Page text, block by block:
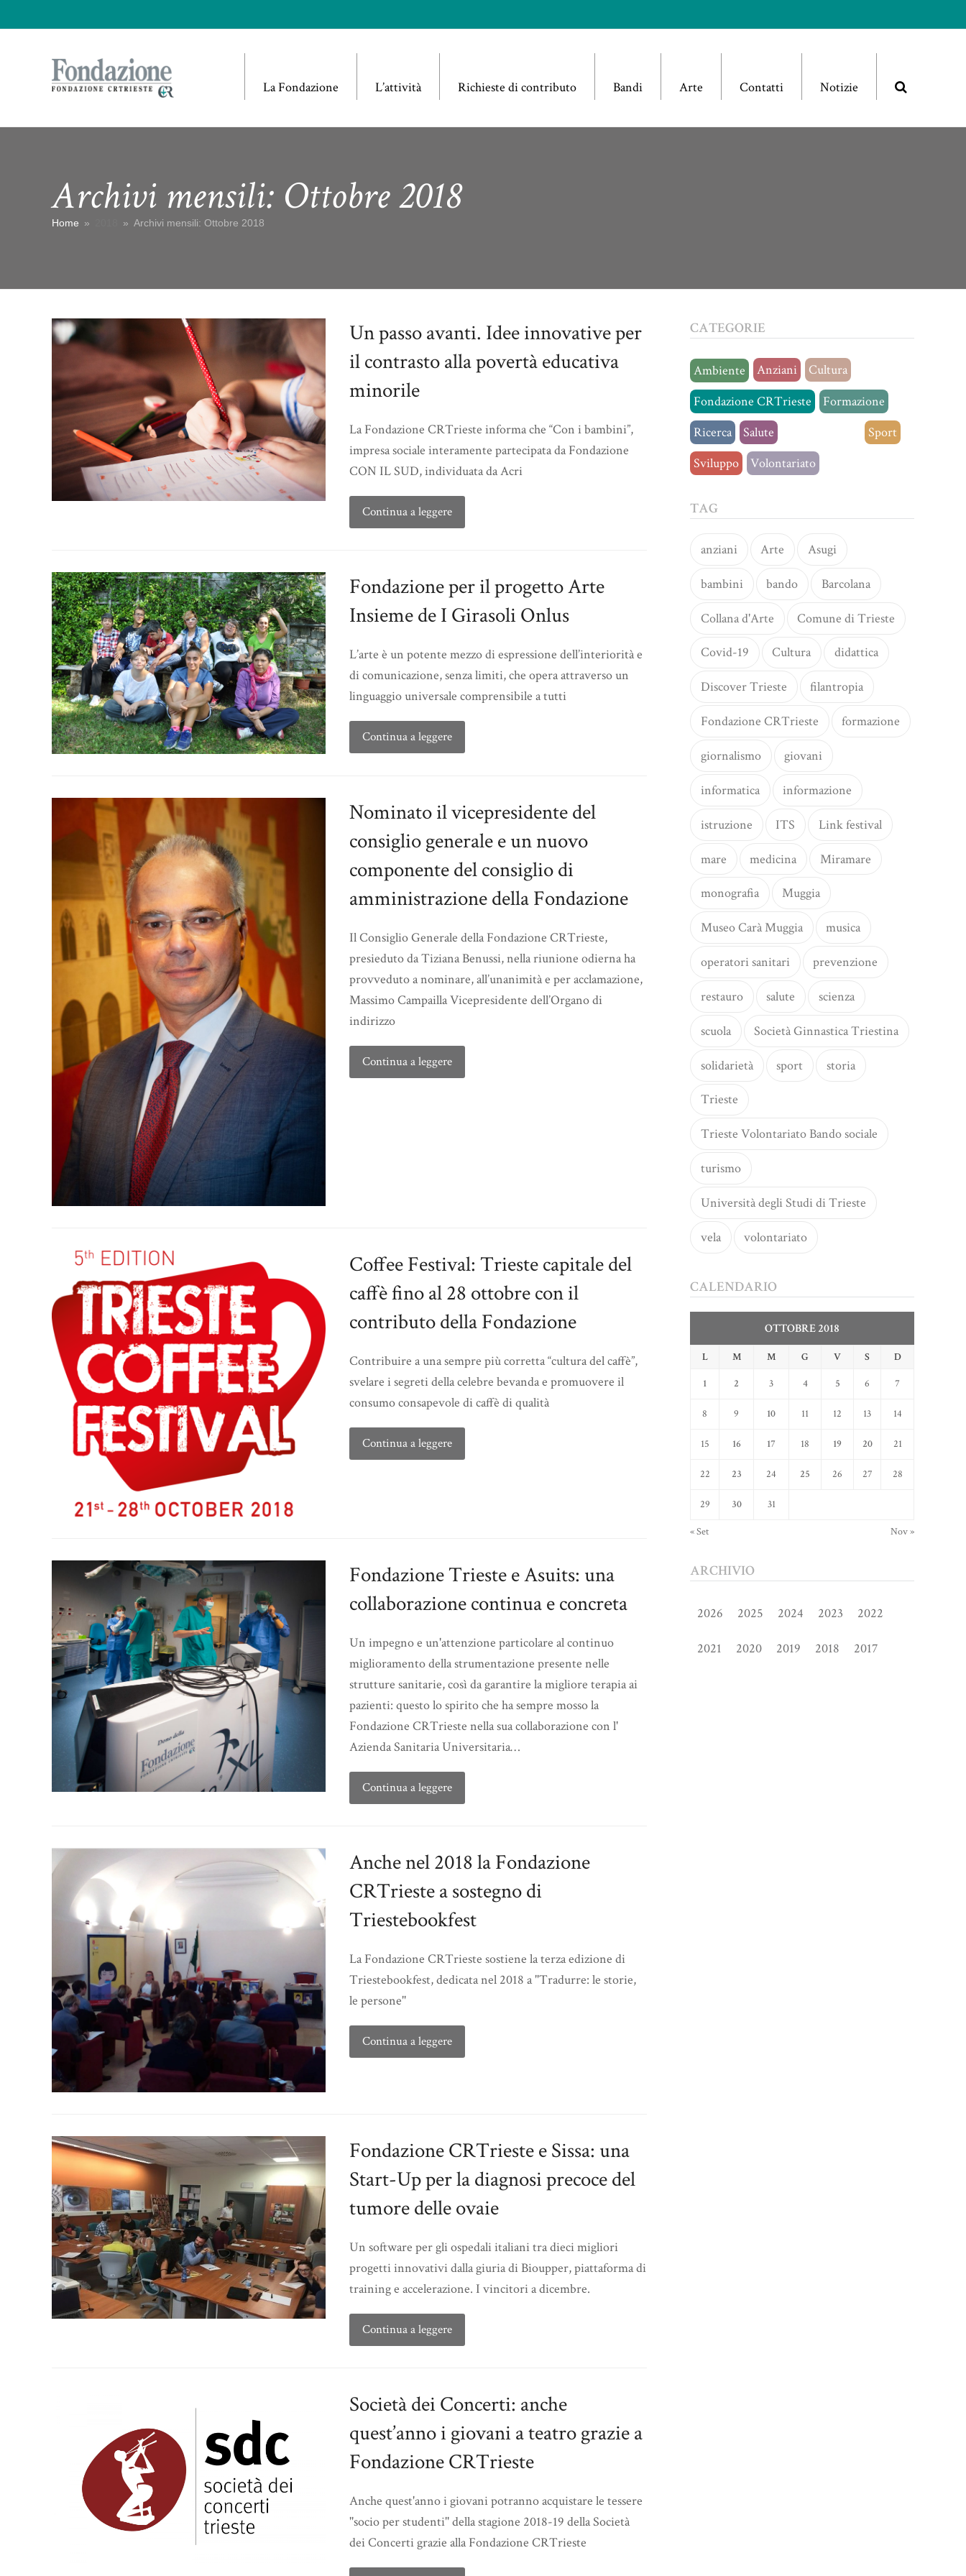
La Fondazione L’attività Richieste di contributo Bandi Arte Contatti Notizie
Archivi mensili: Ottobre 2018
Home » » Archivi mensili: Ottobre 2018
Un passo avanti. Idee innovative per
il contrasto alla povertà educativa
minorile
La Fondazione CRTrieste informa che “Con i bambini”,
impresa sociale interamente partecipata da Fondazione
CON IL SUD, individuata da Acri
Continua a leggere
Fondazione per il progetto Arte
Insieme de I Girasoli Onlus
L’arte è un potente mezzo di espressione dell’interiorità e
di comunicazione, senza limiti, che opera attraverso un
linguaggio universale comprensibile a tutti
Continua a leggere
Nominato il vicepresidente del
consiglio generale e un nuovo
componente del consiglio di
amministrazione della Fondazione
Il Consiglio Generale della Fondazione CRTrieste,
presieduto da Tiziana Benussi, nella riunione odierna ha
provveduto a nominare, all’unanimità e per acclamazione,
Massimo Campailla Vicepresidente dell’Organo di
indirizzo
Continua a leggere
Coffee Festival: Trieste capitale del
caffè fino al 28 ottobre con il
contributo della Fondazione
Contribuire a una sempre più corretta “cultura del caffè”,
svelare i segreti della celebre bevanda e promuovere il
consumo consapevole di caffè di qualità
Continua a leggere
Fondazione Trieste e Asuits: una
collaborazione continua e concreta
Un impegno e un'attenzione particolare al continuo
miglioramento della strumentazione presente nelle
strutture sanitarie, così da garantire la migliore terapia ai
pazienti: questo lo spirito che ha sempre mosso la
Fondazione CRTrieste nella sua collaborazione con l'
Azienda Sanitaria Universitaria…
Continua a leggere
Anche nel 2018 la Fondazione
CRTrieste a sostegno di
Triestebookfest
La Fondazione CRTrieste sostiene la terza edizione di
Triestebookfest, dedicata nel 2018 a ''Tradurre: le storie,
le persone''
Continua a leggere
Fondazione CRTrieste e Sissa: una
Start-Up per la diagnosi precoce del
tumore delle ovaie
Un software per gli ospedali italiani tra dieci migliori
progetti innovativi dalla giuria di Bioupper, piattaforma di
training e accelerazione. I vincitori a dicembre.
Continua a leggere
Società dei Concerti: anche
quest’anno i giovani a teatro grazie a
Fondazione CRTrieste
Anche quest'anno i giovani potranno acquistare le tessere
''socio per studenti'' della stagione 2018-19 della Società
dei Concerti grazie alla Fondazione CRTrieste
CATEGORIE
Ambiente Anziani
Cultura
Fondazione CRTrieste
Formazione
Ricerca
Salute
Sport
Sviluppo
Volontariato
TAG
anziani Arte Asugi
bambini bando Barcolana
Collana d'Arte Comune di Trieste
Covid-19 Cultura didattica
Discover Trieste filantropia
Fondazione CRTrieste formazione
giornalismo giovani
informatica informazione
istruzione ITS Link festival
mare medicina Miramare
monografia Muggia
Museo Carà Muggia musica
operatori sanitari prevenzione
restauro salute scienza
scuola Società Ginnastica Triestina
solidarietà sport storia
Trieste
Trieste Volontariato Bando sociale
turismo
Università degli Studi di Trieste
vela volontariato
CALENDARIO
OTTOBRE 2018
L M M G V S D
1 2 3 4 5 6 7
8 9 10 11 12 13 14
15 16 17 18 19 20 21
22 23 24 25 26 27 28
29 30 31
« Set Nov »
ARCHIVIO
2026 2025 2024 2023 2022
2021 2020 2019 2018 2017